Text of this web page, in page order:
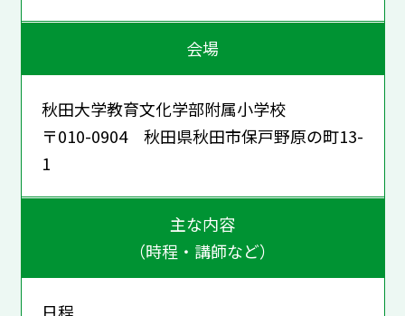
会場
秋田大学教育文化学部附属小学校
〒010-0904 秋田県秋田市保戸野原の町13-
1
主な内容
（時程・講師など）